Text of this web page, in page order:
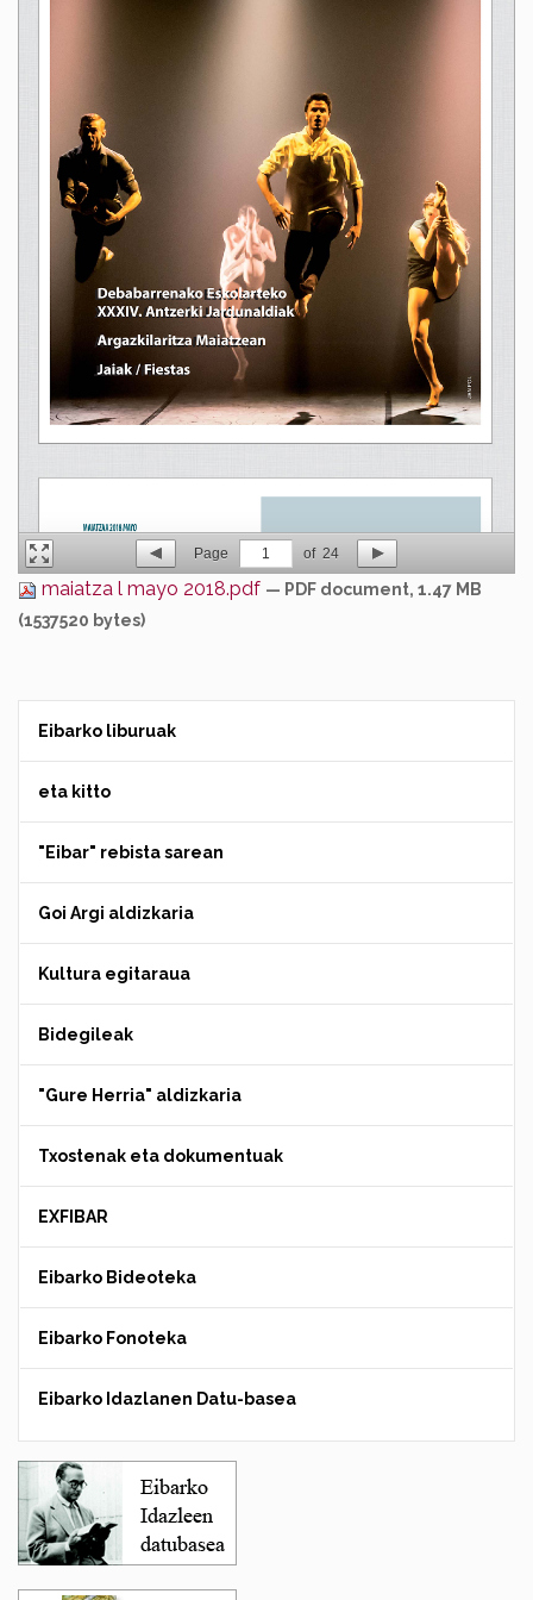
Page 1 of 24
maiatza l mayo 2018.pdf — PDF document, 1.47 MB
(1537520 bytes)
Eibarko liburuak
eta kitto
"Eibar" rebista sarean
Goi Argi aldizkaria
Kultura egitaraua
Bidegileak
"Gure Herria" aldizkaria
Txostenak eta dokumentuak
EXFIBAR
Eibarko Bideoteka
Eibarko Fonoteka
Eibarko Idazlanen Datu-basea